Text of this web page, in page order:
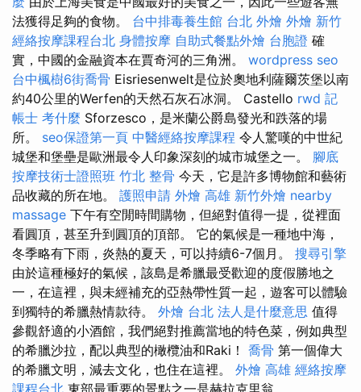
法獲得足夠的食物。 台中排毒養生館 台北 外燴 外燴 新竹
經絡按摩課程台北 身體按摩 自助式餐點外燴 台胞證 確
實，中國的金融資本在賈奇河的三角洲。 wordpress seo
台中楓樹6街喬骨 Eisriesenwelt是位於奧地利薩爾茨堡以南
約40公里的Werfen的天然石灰石冰洞。 Castello rwd 記
帳士 考什麼 Sforzesco，是米蘭公爵島發光和跌落的場
所。 seo保證第一頁 中醫經絡按摩課程 令人驚嘆的中世紀
城堡和堡壘是歐洲最令人印象深刻的城市城堡之一。 腳底
按摩技術士證照班 竹北 整骨 今天，它是許多博物館和藝術
品收藏的所在地。 護照申請 外燴 高雄 新竹外燴 nearby
massage 下午有空閒時間購物，但絕對值得一提，從裡面
看圓頂，甚至升到圓頂的頂部。 它的氣候是一種地中海，
冬季略有下雨，炎熱的夏天，可以持續6-7個月。 搜尋引擎
由於這種極好的氣候，該島是希臘最受歡迎的度假勝地之
一，在這裡，與未經補充的亞熱帶性質一起，遊客可以體驗
到獨特的希臘熱情款待。 外燴 台北 法人是什麼意思 值得
參觀舒適的小酒館，我們絕對推薦當地的特色菜，例如典型
的希臘沙拉，配以典型的橄欖油和Raki！ 喬骨 第一個偉大
的希臘文明，減去文化，也住在這裡。 外燴 高雄 經絡按摩
課程台北 東部最重要的景點之一是赫拉克里翁